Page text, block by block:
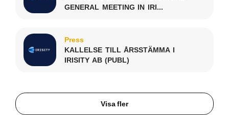
GENERAL MEETING IN IRI...
Press
KALLELSE TILL ÅRSSTÄMMA I
IRISITY AB (PUBL)
Visa fler